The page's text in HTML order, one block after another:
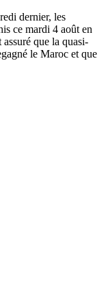
dernier, les
ce mardi 4 août en
que la quasi-
le Maroc et que